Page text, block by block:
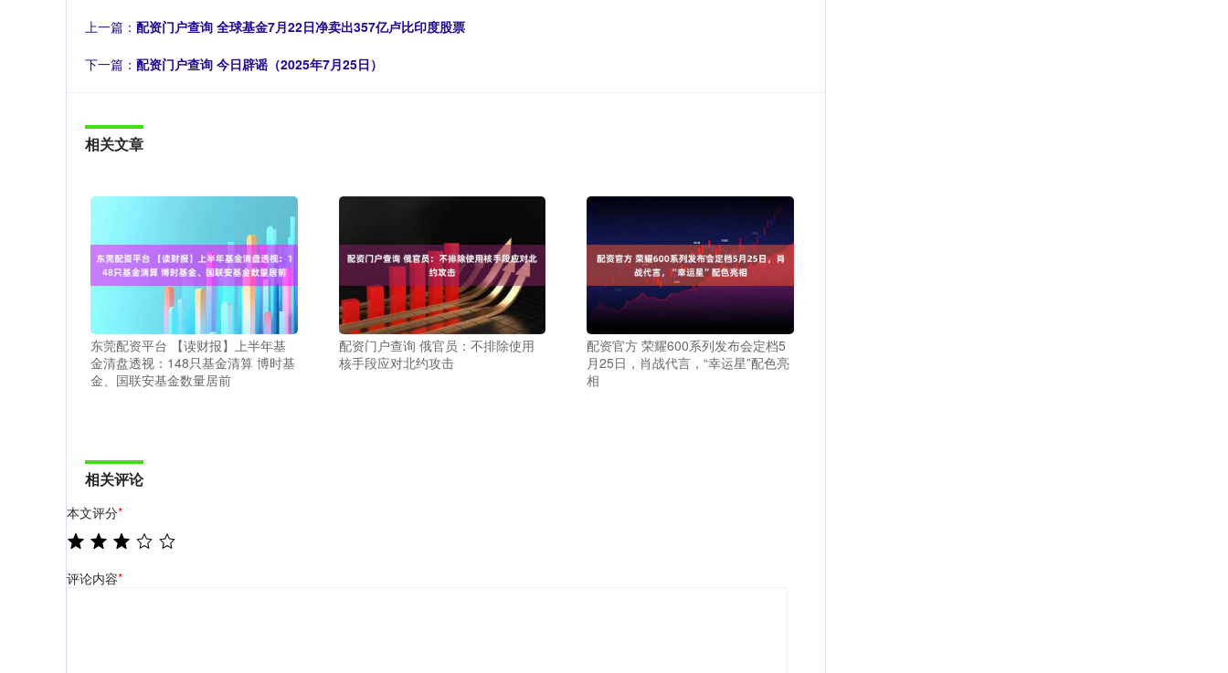
上一篇： 配资门户查询 全球基金7月22日净卖出357亿卢比印度股票
下一篇： 配资门户查询 今日辟谣（2025年7月25日）
相关文章
东莞配资平台 【读财报】上半年基
金清盘透视：148只基金清算 博时基
金、国联安基金数量居前
配资门户查询 俄官员：不排除使用
核手段应对北约攻击
配资官方 荣耀600系列发布会定档5
月25日，肖战代言，“幸运星”配色亮
相
相关评论
本文评分*
评论内容*